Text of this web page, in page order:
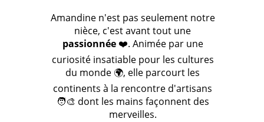
Amandine n'est pas seulement notre
nièce, c'est avant tout une
passionnée❤️. Animée par une
curiosité insatiable pour les cultures
du monde 🌍, elle parcourt les
continents à la rencontre d'artisans
🧑‍🎨 dont les mains façonnent des
merveilles.